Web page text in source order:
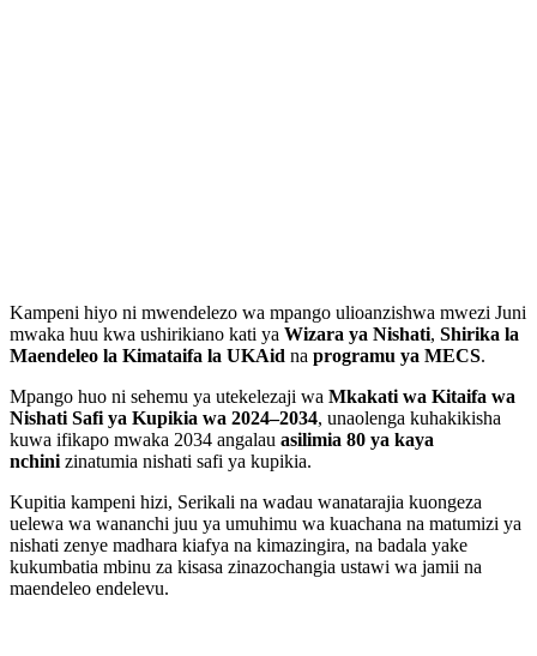
Kampeni hiyo ni mwendelezo wa mpango ulioanzishwa mwezi Juni
mwaka huu kwa ushirikiano kati ya Wizara ya Nishati, Shirika la
Maendeleo la Kimataifa la UKAid na programu ya MECS.
Mpango huo ni sehemu ya utekelezaji wa Mkakati wa Kitaifa wa
Nishati Safi ya Kupikia wa 2024–2034, unaolenga kuhakikisha
kuwa ifikapo mwaka 2034 angalau asilimia 80 ya kaya
nchini zinatumia nishati safi ya kupikia.
Kupitia kampeni hizi, Serikali na wadau wanatarajia kuongeza
uelewa wa wananchi juu ya umuhimu wa kuachana na matumizi ya
nishati zenye madhara kiafya na kimazingira, na badala yake
kukumbatia mbinu za kisasa zinazochangia ustawi wa jamii na
maendeleo endelevu.